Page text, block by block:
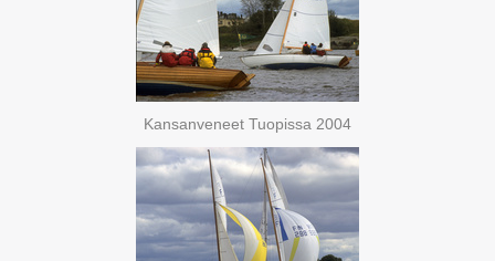
Kansanveneet Tuopissa 2004